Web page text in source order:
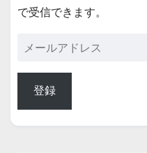
で受信できます。
登録